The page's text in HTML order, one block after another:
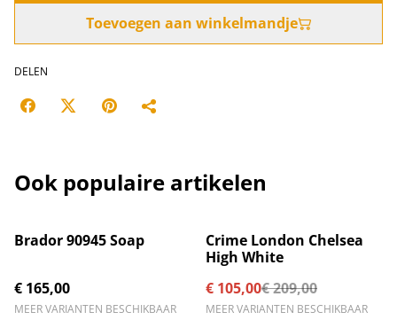
Toevoegen aan winkelmandje
DELEN
Ook populaire artikelen
Brador 90945 Soap
€ 165,00
MEER VARIANTEN BESCHIKBAAR
%
Crime London Chelsea
High White
€ 105,00€ 209,00
MEER VARIANTEN BESCHIKBAAR